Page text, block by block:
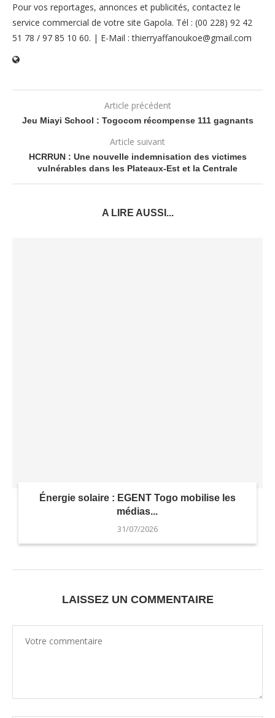
Pour vos reportages, annonces et publicités, contactez le
service commercial de votre site Gapola. Tél : (00 228) 92 42
51 78 / 97 85 10 60. | E-Mail : thierryaffanoukoe@gmail.com
Article précédent
Jeu Miayi School : Togocom récompense 111 gagnants
Article suivant
HCRRUN : Une nouvelle indemnisation des victimes
vulnérables dans les Plateaux-Est et la Centrale
A LIRE AUSSI...
Énergie solaire : EGENT Togo mobilise les
médias...
31/07/2026
LAISSEZ UN COMMENTAIRE